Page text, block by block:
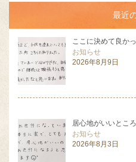
最近
ここに決めて良かっ
お知らせ
2026年8月9日
居心地がいいとこ
お知らせ
2026年8月3日